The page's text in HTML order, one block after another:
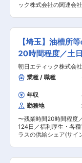
器、そして家庭電化製
具／配線器具／電設機
器／防災システム／空
社の定める業務
ホテル、高級レストラ
で、いずれも素材にこ
製品知識や業界知識に
つけていただけます。 ■ワークライフバランス◎
／高い社員定着率！：
休み、年間休日126日、
退社、夜勤および夜間
も取得しやすい環境で
せず、18時30分には退社し
ェアトップ◎： 当社は
老舗メーカーです。国
シェアを誇ります。-
ちさせる同社の独自技
が非常に強く、多くの
くあります。取引先は
する大手厨房機器・冷
の製品はこれらの大手
ック株式会社の関連会社で
どの空気環境測定作業
は作業を覚えていただ
お任せしていきます。 ■業務詳細： 【会社の定
める業務】 ・日本エア
置の据付 ・クリーン
基本的には1日１件の対応 ■ご入社後の流れ：
社後は、まず日本エア
研修や進和テックトレ
参加していただき、エ
関する基本的なことを
後は実際に先輩社員と
き、仕事をしながら学
員が一つ一つ丁寧に指
験者の方でもご安心ください。 ■
事に慣れてきたら直行
間以下と働きやすい環
【埼玉】油槽所
20時間程度／土
朝日エティック株式会社
業種 / 職種
年収
勤務地
〜残業時間20時間程度
124日／福利厚生・各
ラスの供給シェア(サイ
工管理を行います。 ■具体的には： 各石油会社